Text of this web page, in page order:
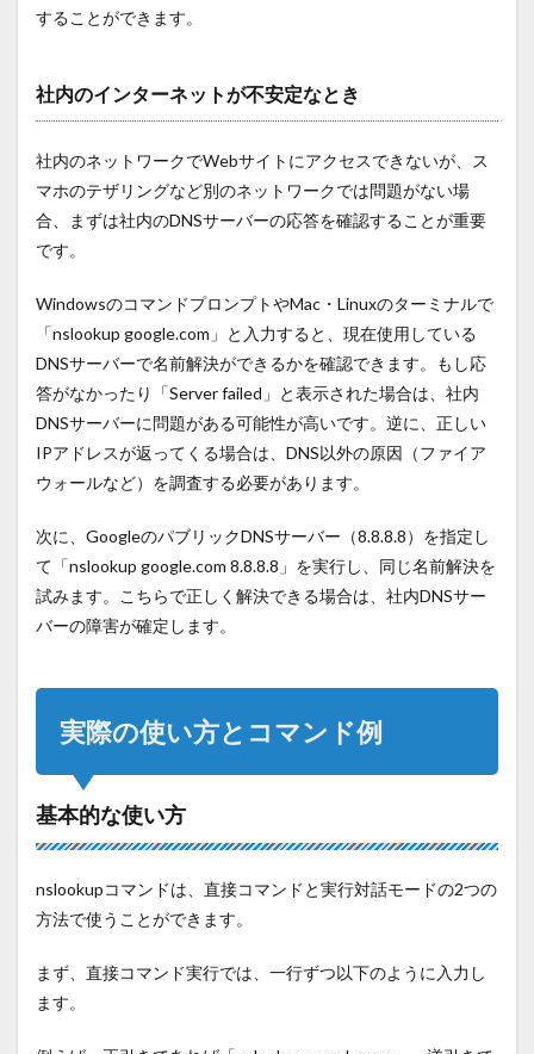
することができます。
社内のインターネットが不安定なとき
社内のネットワークでWebサイトにアクセスできないが、ス
マホのテザリングなど別のネットワークでは問題がない場
合、まずは社内のDNSサーバーの応答を確認することが重要
です。
WindowsのコマンドプロンプトやMac ・ Linuxのターミナルで
「nslookup google.com 」と入力すると、現在使用している
DNSサーバーで名前解決ができるかを確認できます。もし応
答がなかったり「Server failed 」と表示された場合は、社内
DNSサーバーに問題がある可能性が高いです。逆に、正しい
IPアドレスが返ってくる場合は、 DNS以外の原因（ファイア
ウォールなど）を調査する必要があります。
次に、 GoogleのパブリックDNSサーバー（8.8.8.8）を指定し
て「nslookup google.com 8.8.8.8 」を実行し、同じ名前解決を
試みます。こちらで正しく解決できる場合は、社内DNSサー
バーの障害が確定します。
実際の使い方とコマンド例
基本的な使い方
nslookupコマンドは、直接コマンドと実行対話モードの2つの
方法で使うことができます。
まず、直接コマンド実行では、一行ずつ以下のように入力し
ます。